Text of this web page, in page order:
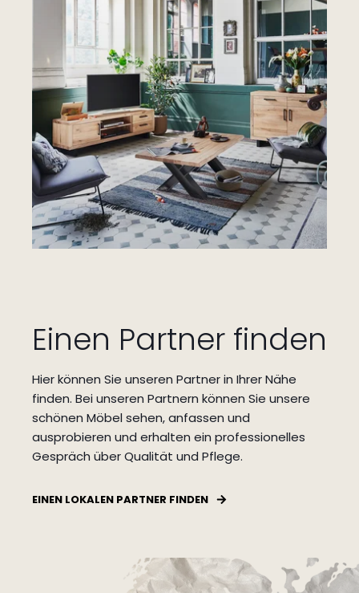
Einen Partner finden
Hier können Sie unseren Partner in Ihrer Nähe
finden. Bei unseren Partnern können Sie unsere
schönen Möbel sehen, anfassen und
ausprobieren und erhalten ein professionelles
Gespräch über Qualität und Pflege.
EINEN LOKALEN PARTNER FINDEN